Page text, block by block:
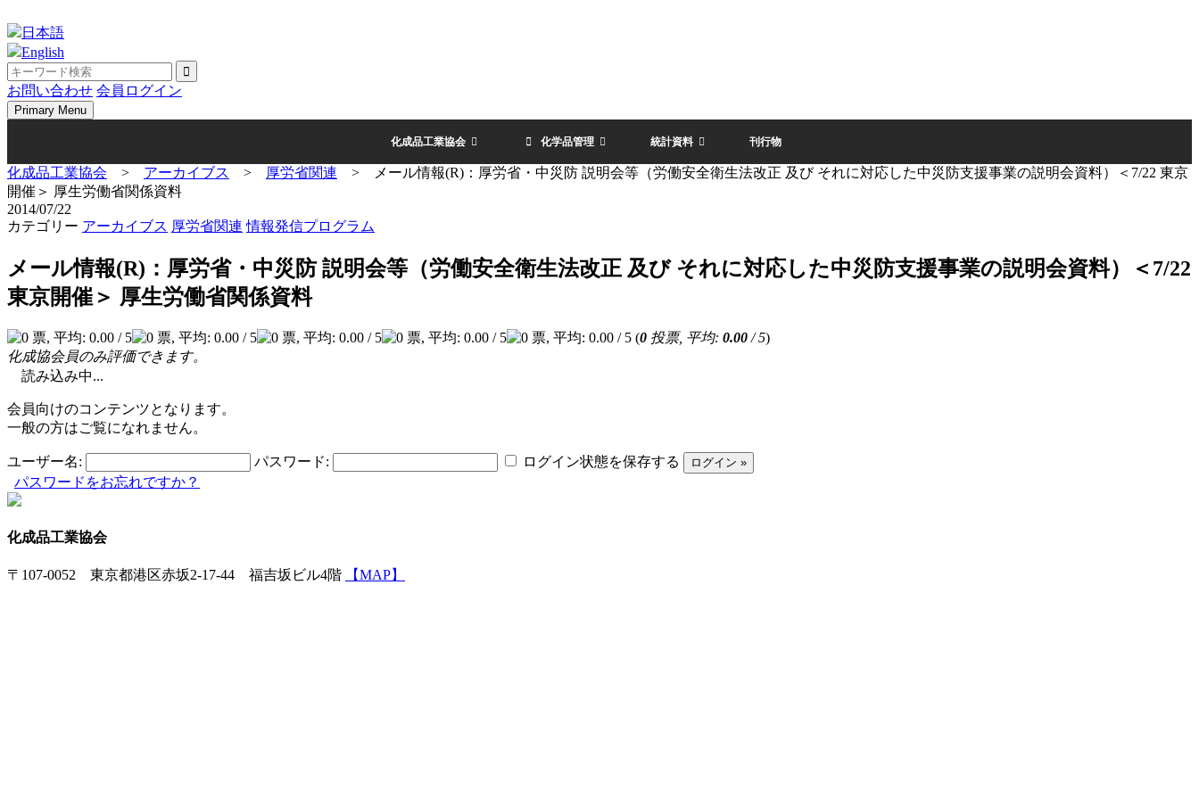
to
content
日本語
English
お問い合わせ 会員ログイン
Primary Menu
化成品工業協会 化学品管理 統計資料 刊行物
化成品工業協会 > アーカイブス > 厚労省関連 >
メール情報(R)：厚労省・中災防 説明会等（労働安全衛生法改正 及び それに対応した中災防支援事業の説明会資料）＜7/22 東京
開催＞ 厚生労働省関係資料
2014/07/22
カテゴリー アーカイブス 厚労省関連 情報発信プログラム
メール情報(R)：厚労省・中災防 説明会等（労働安全衛生法改正 及び それに対応した中災防支援事業の説明会資料）＜7/22
東京開催＞ 厚生労働省関係資料
(0 投票, 平均: 0.00 / 5)
化成協会員のみ評価できます。
読み込み中...
会員向けのコンテンツとなります。
一般の方はご覧になれません。
ユーザー名: パスワード:
ログイン状態を保存する
パスワードをお忘れですか？
化成品工業協会
〒107-0052 東京都港区赤坂2-17-44 福吉坂ビル4階 【MAP】